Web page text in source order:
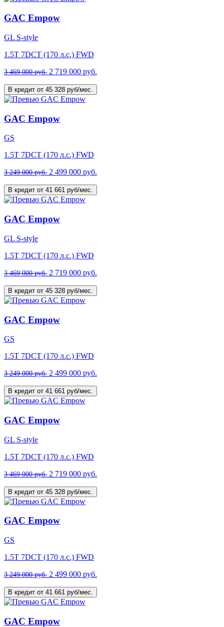
GAC Empow
GL S-style
1.5T 7DCT (170 л.с.) FWD
3 469 000 руб. 2 719 000 руб.
В кредит от 45 328 руб/мес.
GAC Empow
GS
1.5T 7DCT (170 л.с.) FWD
3 249 000 руб. 2 499 000 руб.
В кредит от 41 661 руб/мес.
GAC Empow
GL S-style
1.5T 7DCT (170 л.с.) FWD
3 469 000 руб. 2 719 000 руб.
В кредит от 45 328 руб/мес.
GAC Empow
GS
1.5T 7DCT (170 л.с.) FWD
3 249 000 руб. 2 499 000 руб.
В кредит от 41 661 руб/мес.
GAC Empow
GL S-style
1.5T 7DCT (170 л.с.) FWD
3 469 000 руб. 2 719 000 руб.
В кредит от 45 328 руб/мес.
GAC Empow
GS
1.5T 7DCT (170 л.с.) FWD
3 249 000 руб. 2 499 000 руб.
В кредит от 41 661 руб/мес.
GAC Empow